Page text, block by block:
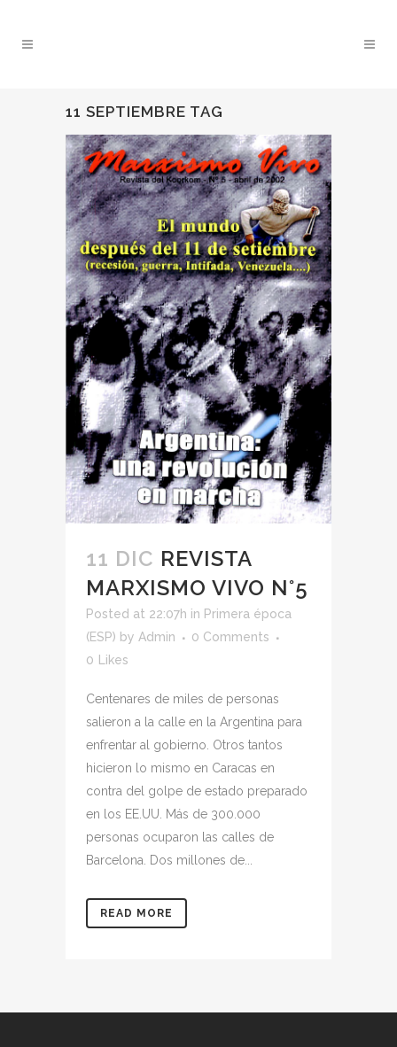
11 SEPTIEMBRE TAG
11 DIC REVISTA
MARXISMO VIVO N°5
Posted at 22:07h in Primera época
(ESP) by Admin
0 Comments
0
Likes
Centenares de miles de personas
salieron a la calle en la Argentina para
enfrentar al gobierno. Otros tantos
hicieron lo mismo en Caracas en
contra del golpe de estado preparado
en los EE.UU. Más de 300.000
personas ocuparon las calles de
Barcelona. Dos millones de...
READ MORE